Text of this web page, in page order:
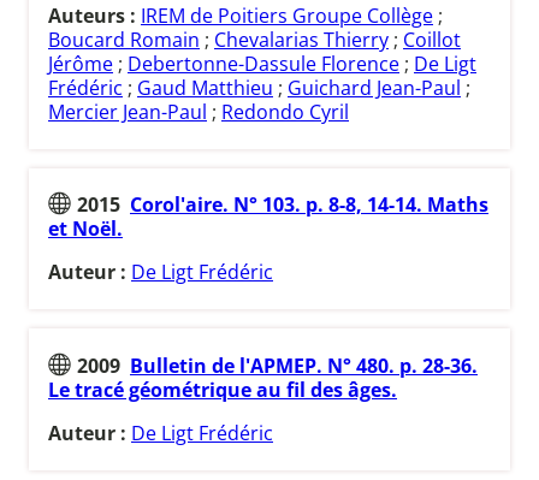
Auteurs : IREM de Poitiers Groupe Collège ;
Boucard Romain ; Chevalarias Thierry ; Coillot
Jérôme ; Debertonne-Dassule Florence ; De Ligt
Frédéric ; Gaud Matthieu ; Guichard Jean-Paul ;
Mercier Jean-Paul ; Redondo Cyril
2015 Corol'aire. N° 103. p. 8-8, 14-14. Maths
et Noël.
Auteur : De Ligt Frédéric
2009 Bulletin de l'APMEP. N° 480. p. 28-36.
Le tracé géométrique au fil des âges.
Auteur : De Ligt Frédéric